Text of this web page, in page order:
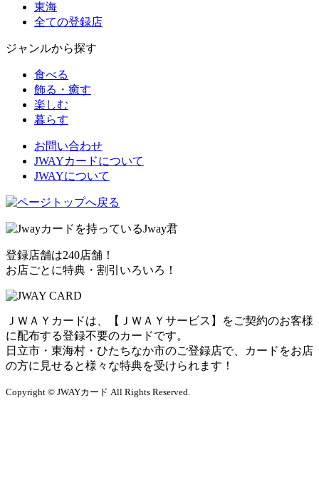
東海
全ての登録店
ジャンルから探す
食べる
飾る・癒す
楽しむ
暮らす
お問い合わせ
JWAYカードについて
JWAYについて
登録店舗は240店舗！
お店ごとに特典・割引いろいろ！
ＪＷＡＹカードは、【ＪＷＡＹサービス】をご契約のお客様
に配布する登録不要のカードです。
日立市・東海村・ひたちなか市のご登録店で、カードをお店
の方に見せると様々な特典を受けられます！
Copyright © JWAYカード All Rights Reserved.